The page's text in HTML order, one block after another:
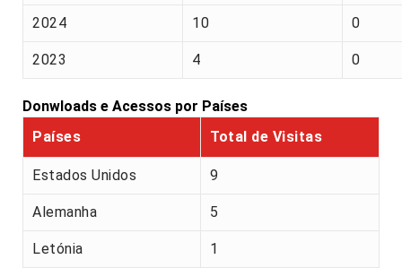
2024 10 0
2023 4 0
Donwloads e Acessos por Países
Países
Total de Visitas
Estados Unidos 9
Alemanha 5
Letónia 1